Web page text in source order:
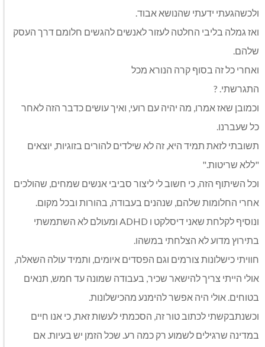
ולכשהגעתי ידעתי שהנושא אבוד.
ואז גמלה בליבי החלטה לעזור לאנשים להגשים חלומם דרך העסק
שלהם.
ואחרי כל זה בסוף קרה הנורא מכל
התגרשתי. ?
וכמובן שאז אמרו, מה יהיה עם רועי, ואיך עושים כדבר הזה לאחר
כל שעברנו.
תשובתי לזאת תמיד היא, זה לא שילדים להורים בזוגיות, יוצאים
"ללא שריטות."
וכל השיתוף הזה, כי חשוב לי ליצור סביבי אנשים שמחים, שהולכים
אחרי החלומות שלהם, שנהנים בעבודה, בהורות ובכל מקום.
ונוסיף לקלחת שאני דיסלקט ו ADHD ומעולם לא השתמשתי
בתירוץ מדוע לא הצלחתי במשהו.
חוויתי כישלונות צורמים וגם הפסדים איומים, ותמיד עולה השאלה,
אולי הייתי צריך להישאר שכיר, בעבודה שמונה עד חמש, תנאים
בטוחים. אולי היה אפשר להימנע מהכישלונות.
וכשנתבקשתי לכתוב טור זה, הסכמתי לעשות זאת, כי אנו חיים
במדינה שרגילים לשמוע רק כמה רע. שכל הזמן יש בעיות. אם